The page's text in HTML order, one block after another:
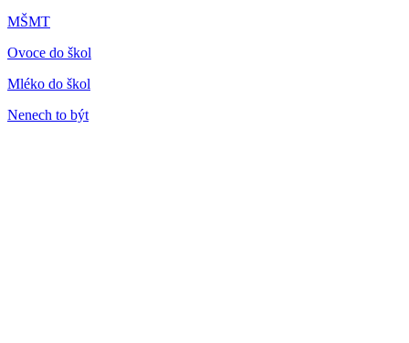
MŠMT
Ovoce do škol
Mléko do škol
Nenech to být